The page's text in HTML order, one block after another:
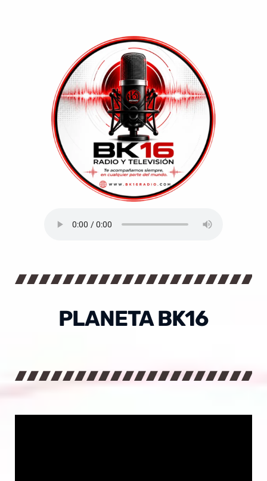
PLANETA BK16